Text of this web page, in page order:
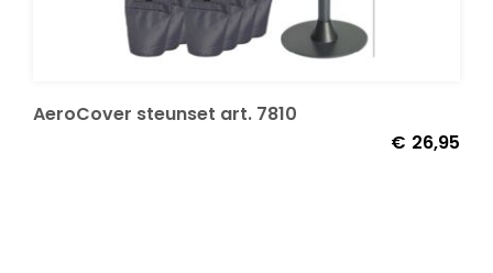
Decoratie kussens
AeroCover steunset art. 7810
€ 26,95